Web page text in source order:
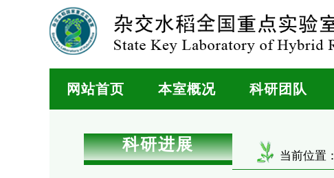
网站首页 本室概况 科研团队
科研进展
当前位置：